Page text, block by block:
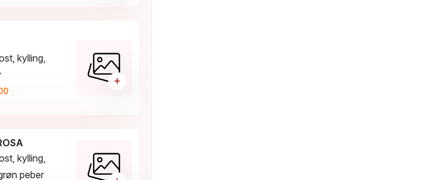
kylling,
+
kylling,
peber